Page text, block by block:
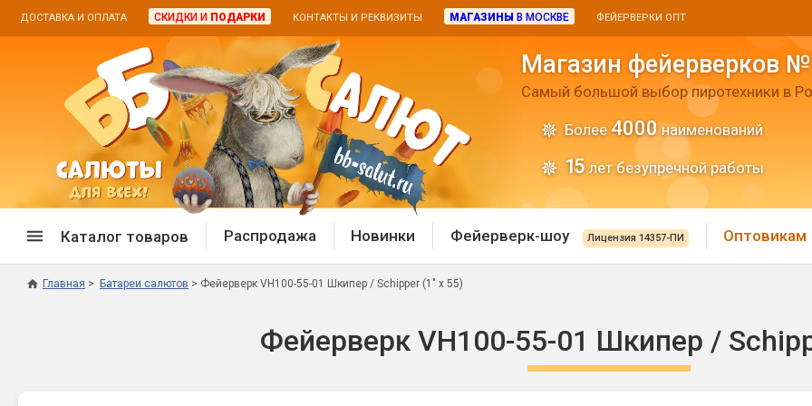
ДОСТАВКА И ОПЛАТА СКИДКИ И ПОДАРКИ КОНТАКТЫ И РЕКВИЗИТЫ МАГАЗИНЫ В МОСКВЕ ФЕЙЕРВЕРКИ ОПТ
Магазин фейерверков
Самый большой выбор пиротехники в
Более 4000 наименований
15 лет безупречной работы
Каталог товаров
Дневные батареи
Хлопушки и
Распродажа Новинки Фейерверк-шоу Лицензия 14357-ПИ Оптовикам
Главная Батареи салютов Фейерверк VH100-55-01 Шкипер / Schipper (1" х 55)
Фейерверк VH100-55-01 Шкипер /